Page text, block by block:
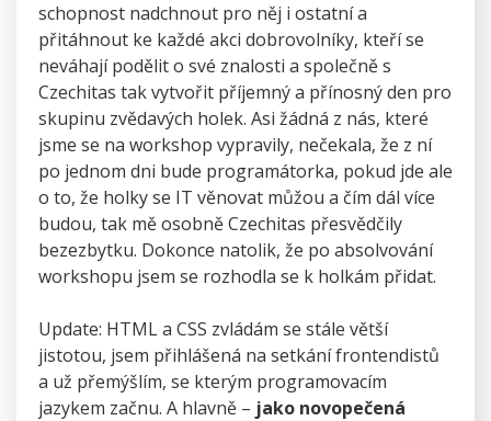
schopnost nadchnout pro něj i ostatní a
přitáhnout ke každé akci dobrovolníky, kteří se
neváhají podělit o své znalosti a společně s
Czechitas tak vytvořit příjemný a přínosný den pro
skupinu zvědavých holek. Asi žádná z nás, které
jsme se na workshop vypravily, nečekala, že z ní
po jednom dni bude programátorka, pokud jde ale
o to, že holky se IT věnovat můžou a čím dál více
budou, tak mě osobně Czechitas přesvědčily
bezezbytku. Dokonce natolik, že po absolvování
workshopu jsem se rozhodla se k holkám přidat.
Update: HTML a CSS zvládám se stále větší
jistotou, jsem přihlášená na setkání frontendistů
a už přemýšlím, se kterým programovacím
jazykem začnu. A hlavně – jako novopečená